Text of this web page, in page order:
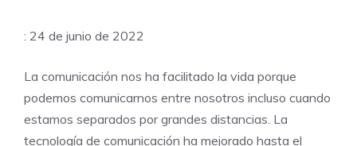
: 24 de junio de 2022
La comunicación nos ha facilitado la vida porque
podemos comunicarnos entre nosotros incluso cuando
estamos separados por grandes distancias. La
tecnología de comunicación ha mejorado hasta el